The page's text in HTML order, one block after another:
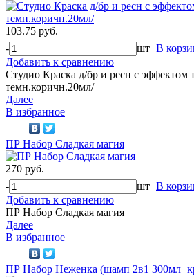
103.75 руб.
-
шт+В
Добавить к сравнению
Студио Краска д/бр и ресн с эффектом
темн.коричн.20мл/
Далее
В избранное
ПР Набор Сладкая магия
270 руб.
-
шт+В
Добавить к сравнению
ПР Набор Сладкая магия
Далее
В избранное
ПР Набор Неженка (шамп 2в1